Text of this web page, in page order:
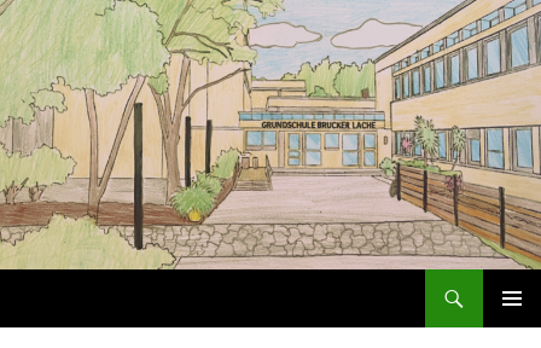
Zum
Inhalt
springen